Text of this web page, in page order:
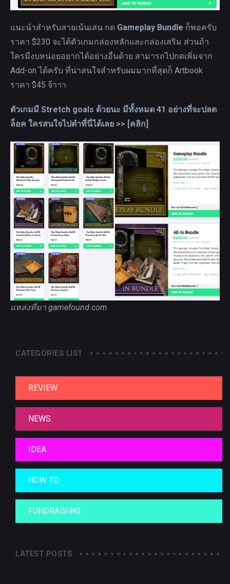
แนะนำสำหรับสายเน้นเล่น กด Gameplay Bundle ก็พอครับ
ราคา $230 จะได้ตัวเกมกล่องหลักและกล่องเสริม ส่วนถ้า
ใครมีงบหน่อยอยากได้อย่างอื่นด้วย สามารถไปกดเพิ่มจาก
Add-on ได้ครับ ที่น่าสนใจสำหรับผมมากที่สุดก็ Artbook
ราคา $45 จ้าาา
ตัวเกมมี Stretch goals ด้วยนะ มีทั้งหมด 41 อย่างที่จะปลด
ล็อค ใครสนใจไปตำที่นี่ได้เลย >> [คลิก]
แหล่งที่มา gamefound.com
CATEGORIES LIST
REVIEW
NEWS
IDEA
HOW TO
FUNDRAISING
LATEST POSTS